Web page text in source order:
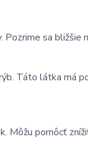
sa bližšie
Táto látka má
Môžu pomôcť